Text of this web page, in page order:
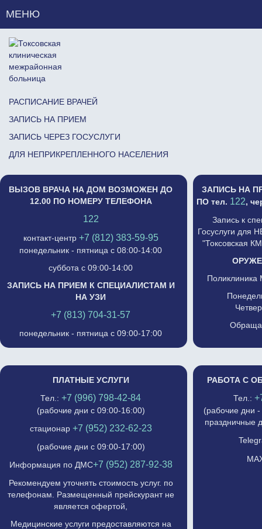
МЕНЮ
РАСПИСАНИЕ ВРАЧЕЙ
ЗАПИСЬ НА ПРИЕМ
ЗАПИСЬ ЧЕРЕЗ ГОСУСЛУГИ
ДЛЯ НЕПРИКРЕПЛЕННОГО НАСЕЛЕНИЯ
ВЫЗОВ ВРАЧА НА ДОМ ВОЗМОЖЕН ДО
12.00 ПО НОМЕРУ ТЕЛЕФОНА
122
контакт-центр +7 (812) 383-59-95
понедельник - пятница с 08:00-14:00
суббота с 09:00-14:00
ЗАПИСЬ НА ПРИЕМ К СПЕЦИАЛИСТАМ И
НА УЗИ
+7 (813) 704-31-57
понедельник - пятница с 09:00-17:00
ЗАПИСЬ НА
ПО тел. 122,
Запись к
Госуслуги для
"Токсовская
Поликлиника
ПЛАТНЫЕ УСЛУГИ
Тел.: +7 (996) 798-42-84
(рабочие дни с 09:00-16:00)
стационар +7 (952) 232-62-23
(рабочие дни с 09:00-17:00)
Информация по ДМС+7 (952) 287-92-38
Рекомендуем уточнять стоимость услуг. по
телефонам. Размещенный прейскурант не
является офертой,
Медицинские услуги предоставляются на
РАБОТА С
Тел.:
(рабочие дни
праздничные